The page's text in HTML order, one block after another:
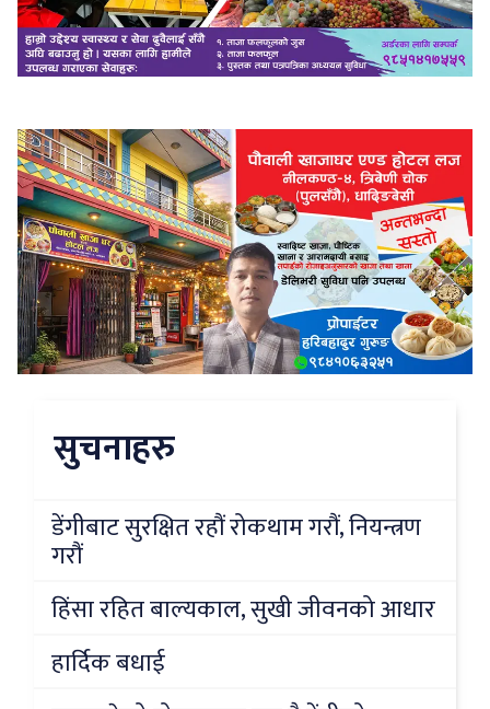
सुचनाहरु
डेंगीबाट सुरक्षित रहौं रोकथाम गरौं, नियन्त्रण
गरौं
हिंसा रहित बाल्यकाल, सुखी जीवनको आधार
हार्दिक बधाई